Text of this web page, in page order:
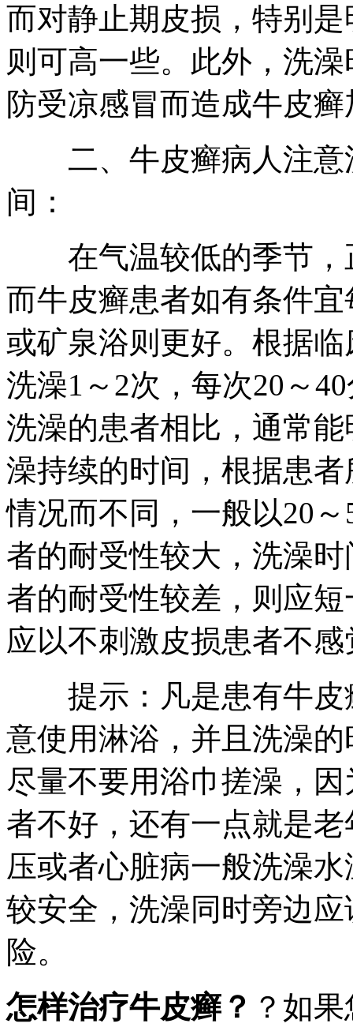
而对静止期皮损，特别
则可高一些。此外，洗
防受凉感冒而造成牛皮
二、牛皮癣病人注意
间：
在气温较低的季节，
而牛皮癣患者如有条件
或矿泉浴则更好。根据
洗澡1～2次，每次20～
洗澡的患者相比，通常
澡持续的时间，根据患
情况而不同，一般以20
者的耐受性较大，洗澡
者的耐受性较差，则应
应以不刺激皮损患者不
提示：凡是患有牛皮
意使用淋浴，并且洗澡
尽量不要用浴巾搓澡，
者不好，还有一点就是
压或者心脏病一般洗澡
较安全，洗澡同时旁边
险。
怎样治疗牛皮癣？ ？如